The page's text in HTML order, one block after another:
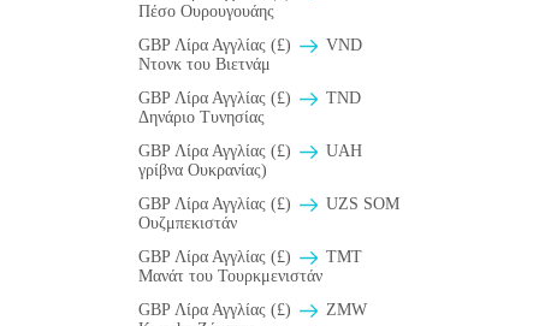
Πέσο Ουρουγουάης
GBP Λίρα Αγγλίας (£)
VND
Ντονκ του Βιετνάμ
GBP Λίρα Αγγλίας (£)
TND
Δηνάριο Τυνησίας
GBP Λίρα Αγγλίας (£)
UAH
γρίβνα Ουκρανίας)
GBP Λίρα Αγγλίας (£)
UZS SOM
Ουζμπεκιστάν
GBP Λίρα Αγγλίας (£)
TMT
Μανάτ του Τουρκμενιστάν
GBP Λίρα Αγγλίας (£)
ZMW